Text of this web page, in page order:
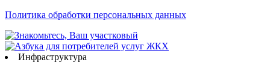
Политика обработки персональных данных
Инфраструктура